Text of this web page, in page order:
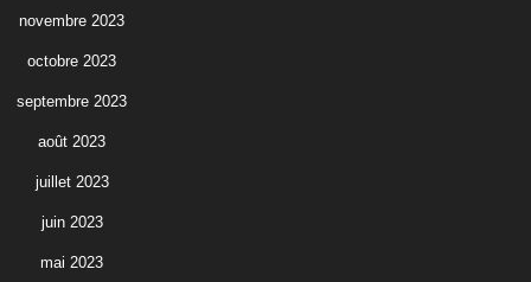
novembre 2023
octobre 2023
septembre 2023
août 2023
juillet 2023
juin 2023
mai 2023